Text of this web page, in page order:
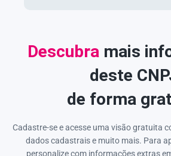
Descubra mais
deste
de forma
Cadastre-se e acesse uma visão gratuita
dados cadastrais e muito mais. Para
personalize com informações extras